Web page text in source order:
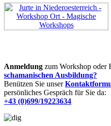
Anmeldung zum Workshop oder
schamanischen Ausbildung?
Benützen Sie unser
persönliches Gespräch für Sie da:
+43 (0)699/19223634